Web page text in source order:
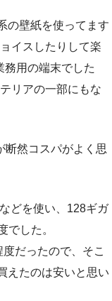
の壁紙を使ってます
イスしたりして楽
務用の端末でした
リアの一部にもな
断然コスパがよく思
どを使い、128ギガ
でした。
だったので、そこ
えたのは安いと思い